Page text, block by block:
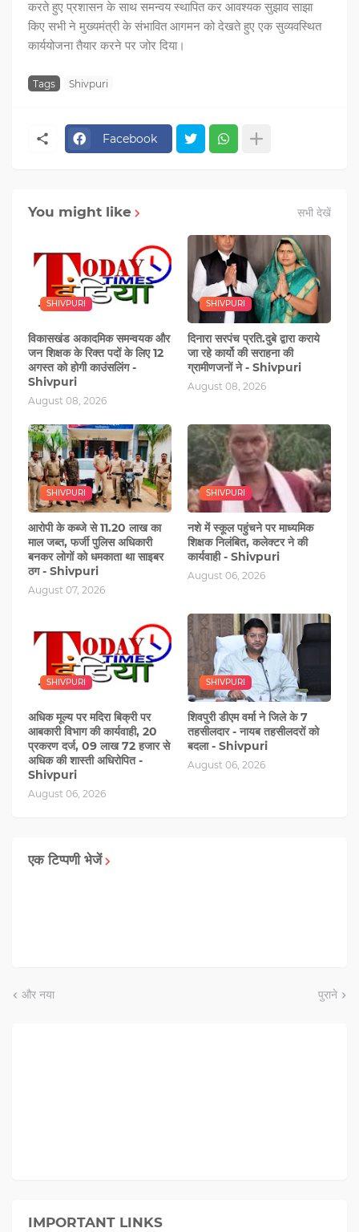
करते हुए प्रशासन के साथ समन्वय स्थापित कर आवश्यक सुझाव साझा
किए सभी ने मुख्यमंत्री के संभावित आगमन को देखते हुए एक सुव्यवस्थित
कार्ययोजना तैयार करने पर जोर दिया।
Tags Shivpuri
Facebook
You might like सभी देखें
SHIVPURI
विकासखंड अकादमिक समन्वयक और
जन शिक्षक के रिक्त पदों के लिए 12
अगस्त को होगी काउंसलिंग -
Shivpuri
August 08, 2026
SHIVPURI
दिनारा सरपंच प्रति.दुबे द्वारा कराये
जा रहे कार्यो की सराहना की
ग्रामीणजनों ने - Shivpuri
August 08, 2026
SHIVPURI
आरोपी के कब्‍जे से 11.20 लाख का
माल जब्त, फर्जी पुलिस अधिकारी
बनकर लोगों को धमकाता था साइबर
ठग - Shivpuri
August 07, 2026
SHIVPURI
नशे में स्‍कूल पहुंचने पर माध्यमिक
शिक्षक निलंबित, कलेक्टर ने की
कार्यवाही - Shivpuri
August 06, 2026
SHIVPURI
अधिक मूल्य पर मदिरा बिक्री पर
आबकारी विभाग की कार्यवाही, 20
प्रकरण दर्ज, 09 लाख 72 हजार से
अधिक की शास्ती अधिरोपित -
Shivpuri
August 06, 2026
SHIVPURI
शिवपुरी डीएम वर्मा ने जिले के 7
तहसीलदार - नायब तहसीलदरों को
बदला - Shivpuri
August 06, 2026
एक टिप्पणी भेजें
और नया पुराने
IMPORTANT LINKS